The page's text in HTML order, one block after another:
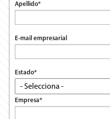
Apellido*
E-mail empresarial
Estado*
Empresa*